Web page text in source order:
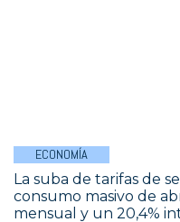
ECONOMÍA
La suba de tarifas de
consumo masivo de
mensual y un 20,4%